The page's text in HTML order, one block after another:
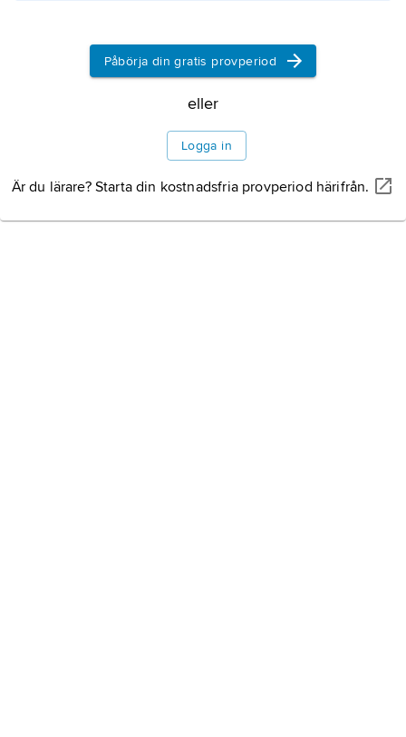
Information om artikeln
Påbörja din gratis provperiod
eller
Logga in
Är du lärare? Starta din kostnadsfria provperiod härifrån.